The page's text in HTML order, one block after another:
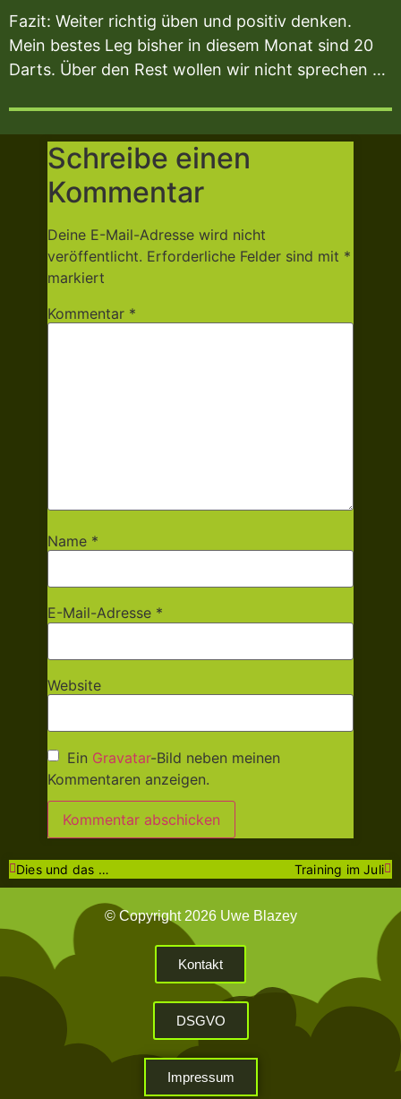
Fazit: Weiter richtig üben und positiv denken.
Mein bestes Leg bisher in diesem Monat sind 20
Darts. Über den Rest wollen wir nicht sprechen …
Schreibe einen
Kommentar
Deine E-Mail-Adresse wird nicht
veröffentlicht. Erforderliche Felder sind mit *
markiert
Kommentar *
Name *
E-Mail-Adresse *
Website
Ein Gravatar-Bild neben meinen
Kommentaren anzeigen.
Dies und das … Training im Juli
© Copyright 2026 Uwe Blazey
Kontakt
DSGVO
Impressum